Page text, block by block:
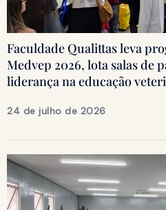
Faculdade Qualittas leva
Medvep 2026, lota salas de
liderança na educação
24 de julho de 2026